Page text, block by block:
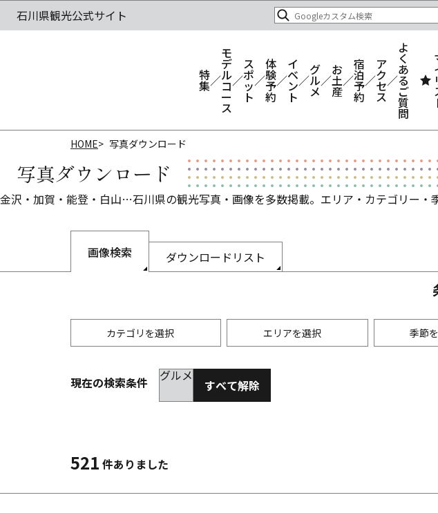
特
集
モ
デ
ル
コ
ー
ス
ス
ポ
ッ
ト
体
験
予
約
イ
ベ
ン
ト
グ
ル
メ
お
土
産
宿
泊
予
約
ア
ク
セ
ス
よ
く
あ
る
ご
質
問
HOME 写真ダウンロード
写真ダウンロード
金沢・加賀・能登・白山…石川県の観光写真・画像を多数掲載。エリア・カテゴリー・
画像検索 ダウンロードリスト
カテゴリを選択 エリアを選択 季節
歴史・文化
お土産
春
4月
5月 8月
縦
現在の検索条件 グルメ
すべて解除
521 件ありました